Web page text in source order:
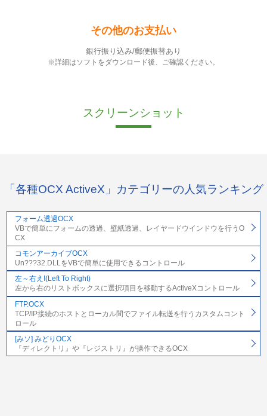
その他のお支払い
銀行振り込み/郵便振替あり
※詳細はソフトをダウンロード後、ご確認ください。
スクリーンショット
「各種OCX ActiveX」カテゴリーの人気ランキング
フォーム透過OCX
VBで簡単にフォームの透過、壁紙透過、レイヤードウインドウを行うO
CX
コモンアーカイブOCX
Un???32.DLLをVBで簡単に使用できるコントロール
左～右え!(Left To Right)
左から右のリストボックスに選択項目を移動するActiveXコントロール
FTP.OCX
TCP/IP接続のホストとローカル間でファイル転送を行うカスタムコント
ロール
[みソ] みどりOCX
『ディレクトリ』や『レジストリ』が操作できるOCX